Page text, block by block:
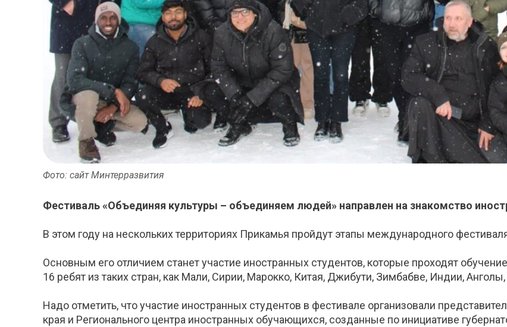
Фото: сайт Минтерразвития
Фестиваль «Объединяя культуры – объединяем людей» направлен на знакомство
В этом году на нескольких территориях Прикамья пройдут этапы международного
Основным его отличием станет участие иностранных студентов, которые проходят
16 ребят из таких стран, как Мали, Сирии, Марокко, Китая, Джибути, Зимбабве, Индии,
Надо отметить, что участие иностранных студентов в фестивале организовали
края и Регионального центра иностранных обучающихся, созданные по инициативе